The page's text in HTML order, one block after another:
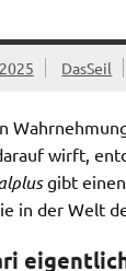
DasSeil
wirft,
gibt einen
in der Welt